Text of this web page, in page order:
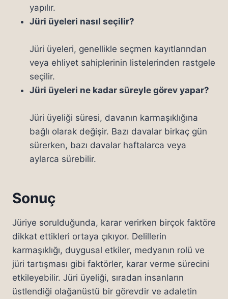
yapılır.
Jüri üyeleri nasıl seçilir?
Jüri üyeleri, genellikle seçmen kayıtlarından
veya ehliyet sahiplerinin listelerinden rastgele
seçilir.
Jüri üyeleri ne kadar süreyle görev yapar?
Jüri üyeliği süresi, davanın karmaşıklığına
bağlı olarak değişir. Bazı davalar birkaç gün
sürerken, bazı davalar haftalarca veya
aylarca sürebilir.
Sonuç
Jüriye sorulduğunda, karar verirken birçok faktöre
dikkat ettikleri ortaya çıkıyor. Delillerin
karmaşıklığı, duygusal etkiler, medyanın rolü ve
jüri tartışması gibi faktörler, karar verme sürecini
etkileyebilir. Jüri üyeliği, sıradan insanların
üstlendiği olağanüstü bir görevdir ve adaletin